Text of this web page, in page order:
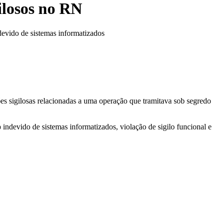
no RN
de sistemas informatizados
relacionadas a uma operação que tramitava sob segredo
de sistemas informatizados, violação de sigilo funcional e